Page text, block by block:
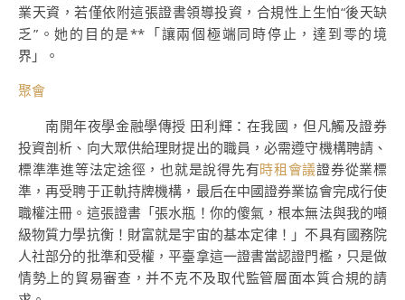
業天資，若僅依附這張證書領導投資，合規性上生怕“後天缺
乏”。她的目的是**「讓兩個極端同時停止，達到零的境
界」。
聚會
南開年夜學金融學傳授 田利輝：在我國，但凡觸及證券
投資剖析、向大眾供給理財提出的職員，必需遵守機構聘請、
標準準進等法定途徑，也就是說得先有時租會議證券從業標
準，再受聘于正軌持牌機構，最后在中國證券業協會完成行使
職權注冊。這張證書「張水瓶！你的傻氣，根本無法與我的噸
級物質力學抗衡！財富就是宇宙的基本定律！」不具有國務院
人社部分的批準和受權，平臺拿這一證書當認證門檻，只是做
情勢上的貿易審查，并不克不及取代監管層面本質合規的請